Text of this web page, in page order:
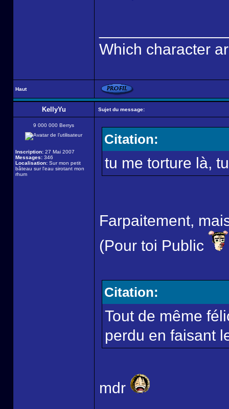
Which character
Haut
KellyYu Sujet du message:
9 000 000 Berrys
Inscription: 27 Mai 2007
Messages: 346
Localisation: Sur mon petit
bâteau sur l'eau sirotant mon
rhum
Citation:
tu me torture là,
Farpaitement,
(Pour toi Public
Citation:
Tout de même
perdu en faisant
mdr